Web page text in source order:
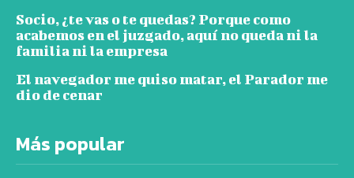
Socio, ¿te vas o te quedas? Porque como
acabemos en el juzgado, aquí no queda ni la
familia ni la empresa
El navegador me quiso matar, el Parador me
dio de cenar
Más popular